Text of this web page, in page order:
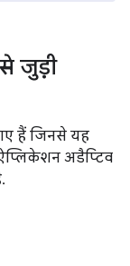
जुड़ी
हैं जिनसे यह
अडैप्टिव